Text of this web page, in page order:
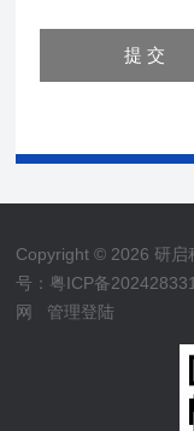
Copyright © 2026 研
号：粤ICP备
网
管理登陆